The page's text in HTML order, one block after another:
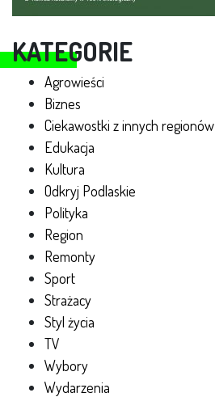
KATEGORIE
Agrowieści
Biznes
Ciekawostki z innych regionów
Edukacja
Kultura
Odkryj Podlaskie
Polityka
Region
Remonty
Sport
Strażacy
Styl życia
TV
Wybory
Wydarzenia